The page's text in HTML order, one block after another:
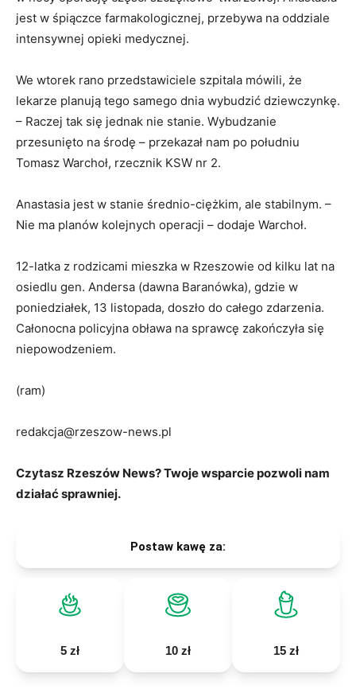
jest w śpiączce farmakologicznej, przebywa na oddziale
intensywnej opieki medycznej.
We wtorek rano przedstawiciele szpitala mówili, że
lekarze planują tego samego dnia wybudzić dziewczynkę.
– Raczej tak się jednak nie stanie. Wybudzanie
przesunięto na środę – przekazał nam po południu
Tomasz Warchoł, rzecznik KSW nr 2.
Anastasia jest w stanie średnio-ciężkim, ale stabilnym. –
Nie ma planów kolejnych operacji – dodaje Warchoł.
12-latka z rodzicami mieszka w Rzeszowie od kilku lat na
osiedlu gen. Andersa (dawna Baranówka), gdzie w
poniedziałek, 13 listopada, doszło do całego zdarzenia.
Całonocna policyjna obława na sprawcę zakończyła się
niepowodzeniem.
(ram)
redakcja@rzeszow-news.pl
Czytasz Rzeszów News? Twoje wsparcie pozwoli nam
działać sprawniej.
Postaw kawę za:
5 zł 10 zł 15 zł